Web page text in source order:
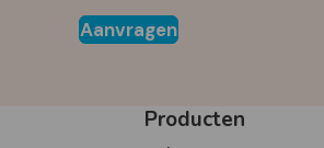
Aanvragen
Producten